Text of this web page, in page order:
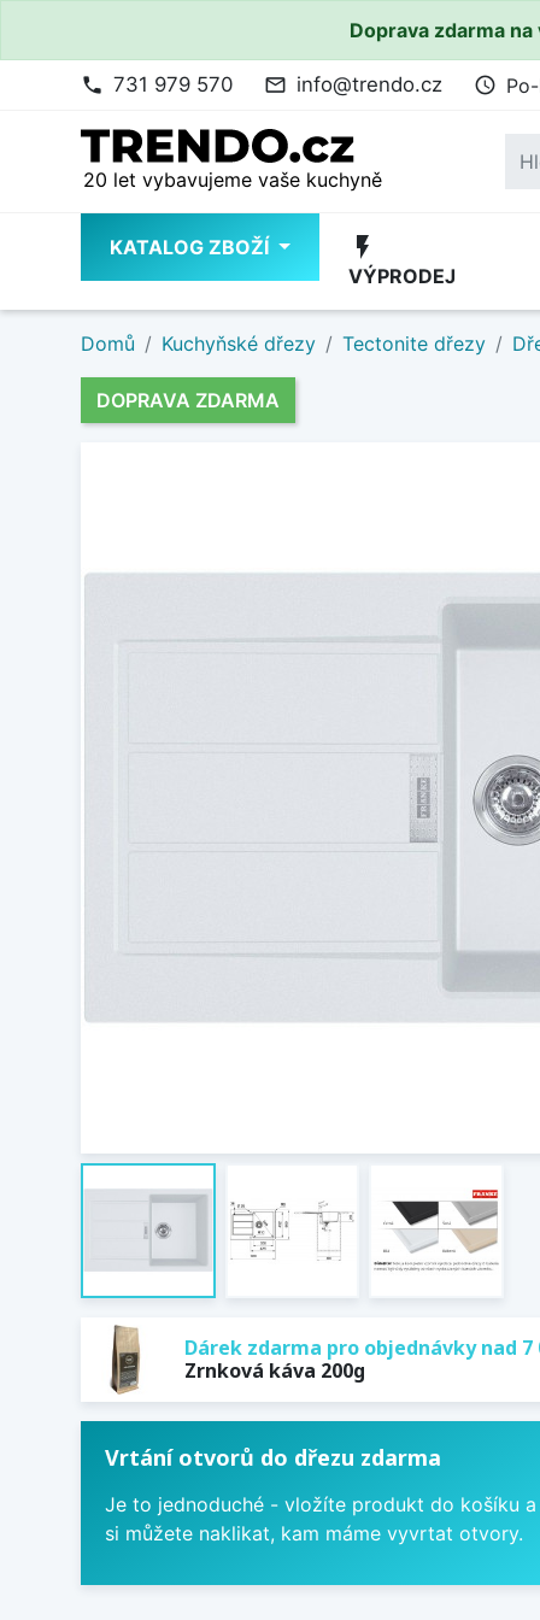
Doprava zdarma
phone 731 979 570 mail_outline info@trendo.cz access_time
20 let vybavujeme vaše kuchyně
KATALOG ZBOŽÍ flash_on
VÝPRODEJ
Domů Kuchyňské dřezy Tectonite dřezy
DOPRAVA ZDARMA
Dárek zdarma pro objednávky nad 7
Zrnková káva 200g
Vrtání otvorů do dřezu zdarma
Je to jednoduché - vložíte produkt do košíku
si můžete naklikat, kam máme vyvrtat otvory.